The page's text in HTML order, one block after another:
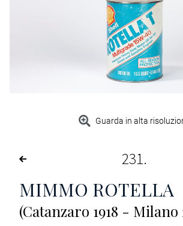
Guarda in alta
231
MIMMO ROTELLA
(Catanzaro 1918 - Milano